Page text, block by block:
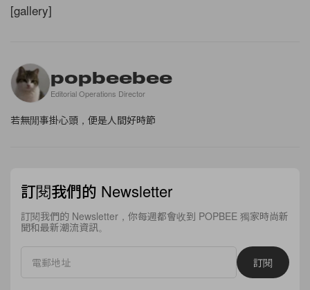
[gallery]
popbeebee
Editorial Operations Director
若無閒事掛心頭，便是人間好時節
訂閱我們的 Newsletter
訂閱我們的 Newsletter，你每週都會收到 POPBEE 獨家時尚新
聞和最新潮流資訊。
訂閱